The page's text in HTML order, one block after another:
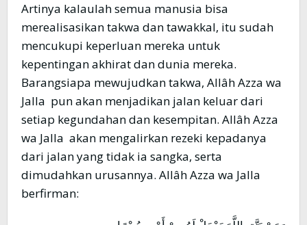
Artinya kalaulah semua manusia bisa
merealisasikan takwa dan tawakkal, itu sudah
mencukupi keperluan mereka untuk
kepentingan akhirat dan dunia mereka.
Barangsiapa mewujudkan takwa, Allâh Azza wa
Jalla pun akan menjadikan jalan keluar dari
setiap kegundahan dan kesempitan. Allâh Azza
wa Jalla akan mengalirkan rezeki kepadanya
dari jalan yang tidak ia sangka, serta
dimudahkan urusannya. Allâh Azza wa Jalla
berfirman: